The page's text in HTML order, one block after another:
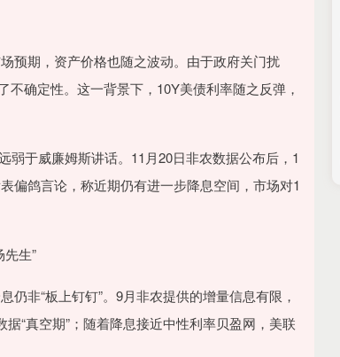
期，资产价格也随之波动。由于政府关门扰
不确定性。这一背景下，10Y美债利率随之反弹，
于威廉姆斯讲话。11月20日非农数据公布后，1
偏鸽言论，称近期仍有进一步降息空间，市场对1
生”
非“板上钉钉”。9月非农提供的增量信息有限，
“真空期”；随着降息接近中性利率贝盈网，美联